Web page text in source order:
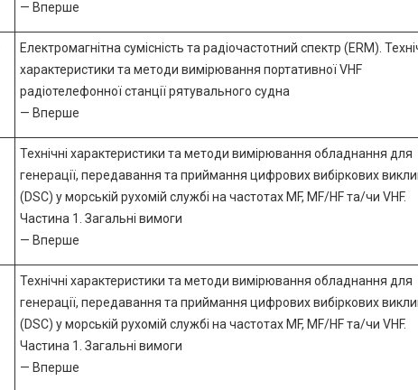
— Вперше
Електромагнітна сумісність та радіочастотний спектр (ERM).
характеристики та методи вимірювання портативної VHF
радіотелефонної станції рятувального судна
— Вперше
Технічні характеристики та методи вимірювання обладнання для
генерації, передавання та приймання цифрових вибіркових
(DSC) у морській рухомій службі на частотах MF, MF/HF та/чи VHF.
Частина 1. Загальні вимоги
— Вперше
Технічні характеристики та методи вимірювання обладнання для
генерації, передавання та приймання цифрових вибіркових
(DSC) у морській рухомій службі на частотах MF, MF/HF та/чи VHF.
Частина 1. Загальні вимоги
— Вперше